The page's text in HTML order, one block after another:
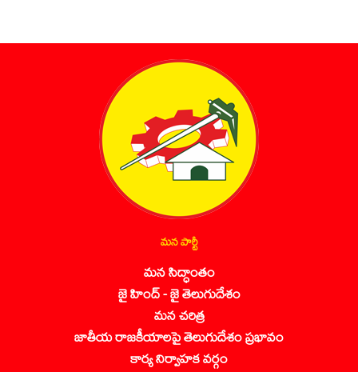
మన పార్టీ
మన సిద్ధాంతం
జై హింద్ - జై తెలుగుదేశం
మన చరిత్ర
జాతీయ రాజకీయాలపై తెలుగుదేశం ప్రభావం
కార్య నిర్వాహక వర్గం